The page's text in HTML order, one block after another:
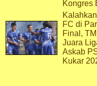
Kongres
FC di
Final,
Juara
Askab
Kukar